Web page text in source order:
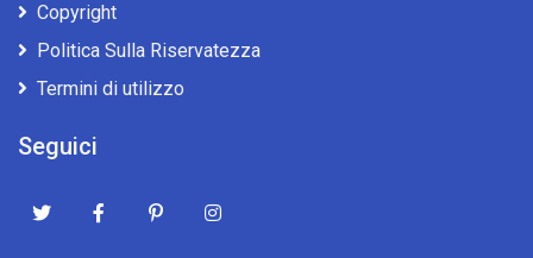
Copyright
Politica Sulla Riservatezza
Termini di utilizzo
Seguici